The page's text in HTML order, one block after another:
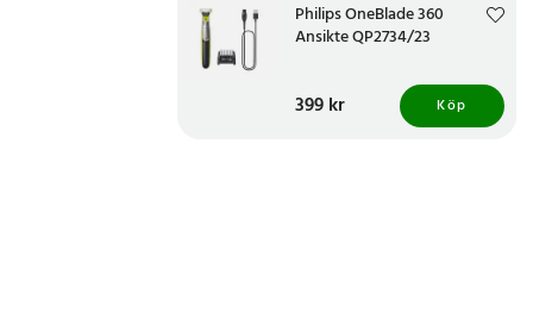
Philips OneBlade 360
Ansikte QP2734/23
Pris:399 kr
399 kr Köp